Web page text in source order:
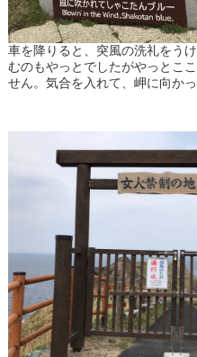
車を降りると、突風の洗礼をう
むのもやっとでしたがやっとこ
せん。気合を入れて、岬に向かっ